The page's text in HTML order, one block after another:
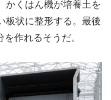
かくはん機が培養土を
板状に整形する。最後
作れるそうだ。